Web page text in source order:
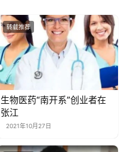
转载推荐
生物医药“南开系”创业者在
张江
2021年10月27日